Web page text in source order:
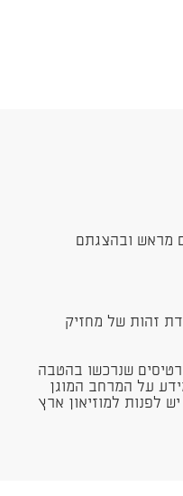
מראש ובהצגתם
זהות של מחזיק
שנרכשו בהטבה
על המרחב המוגן
לפנות למוזיאון ארץ